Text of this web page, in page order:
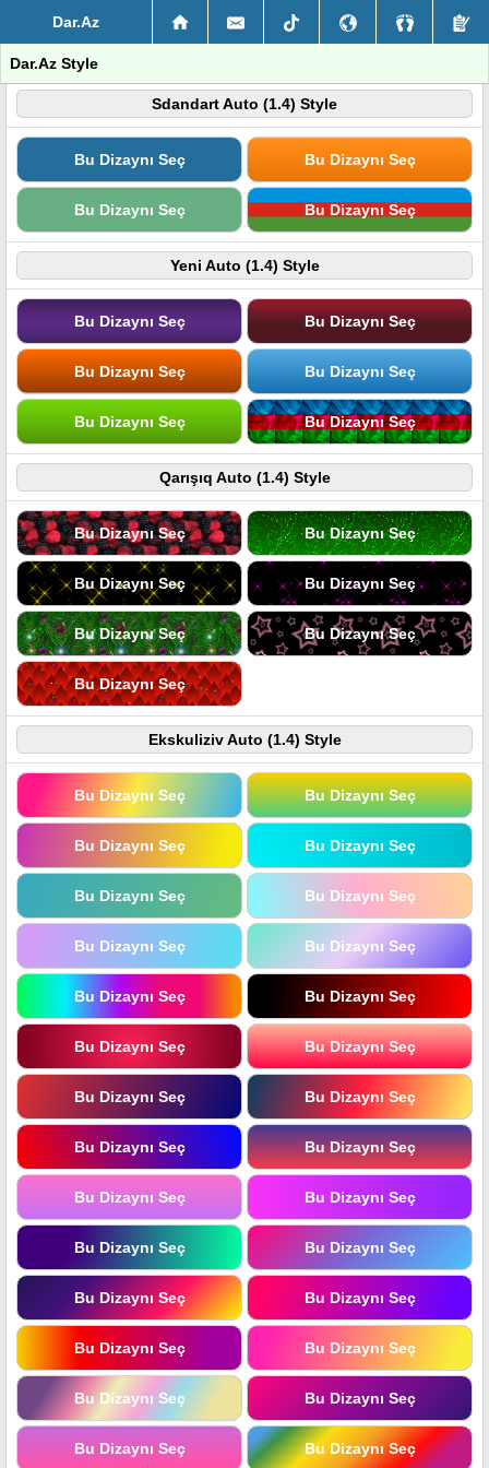
Dar.Az
Dar.Az Style
Sdandart Auto (1.4) Style
Bu Dizaynı Seç Bu Dizaynı Seç
Bu Dizaynı Seç Bu Dizaynı Seç
Yeni Auto (1.4) Style
Bu Dizaynı Seç Bu Dizaynı Seç
Bu Dizaynı Seç Bu Dizaynı Seç
Bu Dizaynı Seç Bu Dizaynı Seç
Qarışıq Auto (1.4) Style
Bu Dizaynı Seç Bu Dizaynı Seç
Bu Dizaynı Seç Bu Dizaynı Seç
Bu Dizaynı Seç Bu Dizaynı Seç
Bu Dizaynı Seç
Ekskuliziv Auto (1.4) Style
Bu Dizaynı Seç Bu Dizaynı Seç
Bu Dizaynı Seç Bu Dizaynı Seç
Bu Dizaynı Seç Bu Dizaynı Seç
Bu Dizaynı Seç Bu Dizaynı Seç
Bu Dizaynı Seç Bu Dizaynı Seç
Bu Dizaynı Seç Bu Dizaynı Seç
Bu Dizaynı Seç Bu Dizaynı Seç
Bu Dizaynı Seç Bu Dizaynı Seç
Bu Dizaynı Seç Bu Dizaynı Seç
Bu Dizaynı Seç Bu Dizaynı Seç
Bu Dizaynı Seç Bu Dizaynı Seç
Bu Dizaynı Seç Bu Dizaynı Seç
Bu Dizaynı Seç Bu Dizaynı Seç
Bu Dizaynı Seç Bu Dizaynı Seç